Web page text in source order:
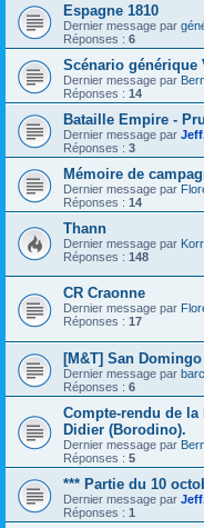
Espagne 1810
Dernier message par
Réponses : 6
Scénario générique
Dernier message par
Réponses : 14
Bataille Empire -
Dernier message par
Réponses : 3
Mémoire de
Dernier message par
Réponses : 14
Thann
Dernier message par
Réponses : 148
CR Craonne
Dernier message par
Réponses : 17
[M&T] San
Dernier message par
Réponses : 6
Compte-rendu de la
Didier (Borodino).
Dernier message par
Réponses : 5
*** Partie du 10
Dernier message par
Réponses : 1